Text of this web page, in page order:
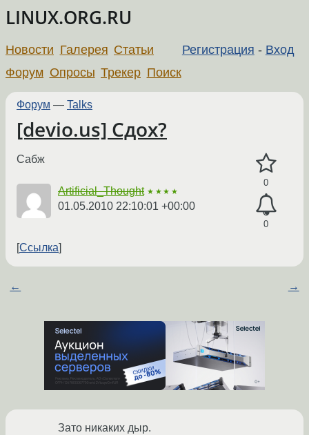
LINUX.ORG.RU
Регистрация - Вход
Новости Галерея Статьи
Форум Опросы Трекер Поиск
Форум — Talks
[devio.us] Сдох?
0
0
Сабж
Artificial_Thought ★★★★
01.05.2010 22:10:01 +00:00
Ссылка
← →
Зато никаких дыр.